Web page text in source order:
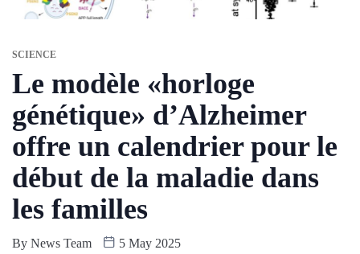
SCIENCE
Le modèle «horloge
génétique» d’Alzheimer
offre un calendrier pour le
début de la maladie dans
les familles
By News Team 5 May 2025